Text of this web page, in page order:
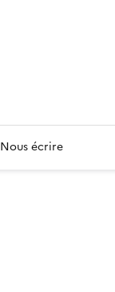
Nous écrire